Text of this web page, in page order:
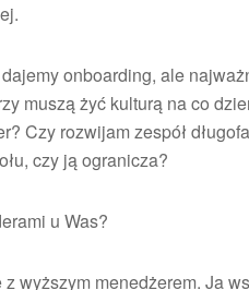
onboarding, ale
muszą żyć kulturą na co
Czy rozwijam zespół
czy ją ogranicza?
u Was?
wyższym menedżerem. Ja